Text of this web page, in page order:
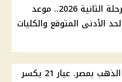
مؤشرات تنسيق المرحلة الثانية 2026.. موعد
الأدنى المتوقع والكليات
ارتفاع جديد بأسعار الذهب بمصر. عيار 21 يكسر